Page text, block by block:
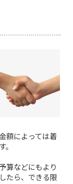
額によっては着
算などにもより
たら、できる限